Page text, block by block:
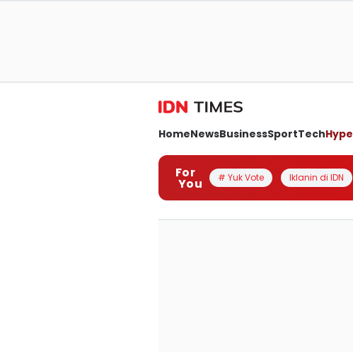
HomeNewsBusinessSportTechHype
For
You # Yuk Vote Iklanin di IDN